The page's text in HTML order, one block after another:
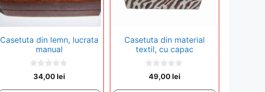
Casetuta din lemn, lucrata
manual
0
o34,00lei
Casetuta din material
textil, cu capac
o49,00lei